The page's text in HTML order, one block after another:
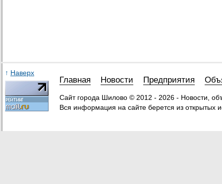
↑ Наверх
Главная Новости Предприятия
Сайт города Шилово © 2012 - 2026 - Новости,
Вся информация на сайте берется из открытых